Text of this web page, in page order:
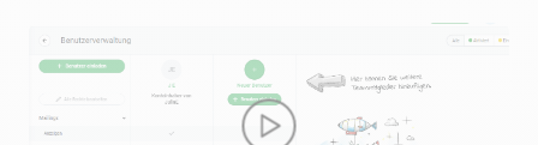
Wunsch auch in den Absenderdaten) Versionen vorab
an eine Testgruppe innerhalb der Empfängerliste
versendet. Anhand der Statistik wird …